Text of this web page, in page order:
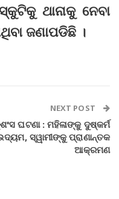
ଥାନାକୁ ନେବା
ଜଣାପଡିଛି ।
NEXT POST
ଘଟଣା : ମହିଳାଙ୍କୁ ଦୁଷ୍କର୍ମ
ସ୍ୱାମୀଙ୍କୁ ପ୍ରାଣାନ୍ତକ
ଆକ୍ରମଣ